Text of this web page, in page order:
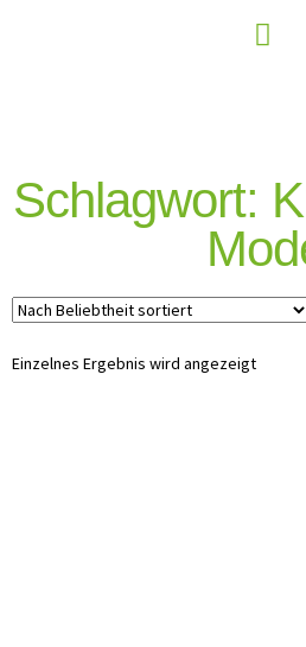
Schlagwort:
Einzelnes Ergebnis wird angezeigt